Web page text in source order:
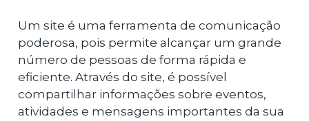
Um site é uma ferramenta de comunicação
poderosa, pois permite alcançar um grande
número de pessoas de forma rápida e
eficiente. Através do site, é possível
compartilhar informações sobre eventos,
atividades e mensagens importantes da sua